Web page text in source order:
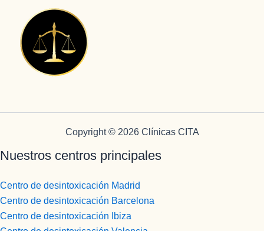
Copyright © 2026 Clínicas CITA
Nuestros centros principales
Centro de desintoxicación Madrid
Centro de desintoxicación Barcelona
Centro de desintoxicación Ibiza